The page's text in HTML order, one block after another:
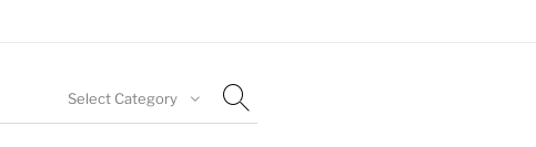
Select Category